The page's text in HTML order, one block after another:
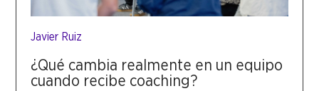
Javier Ruiz
¿Qué cambia realmente en un equipo
cuando recibe coaching?